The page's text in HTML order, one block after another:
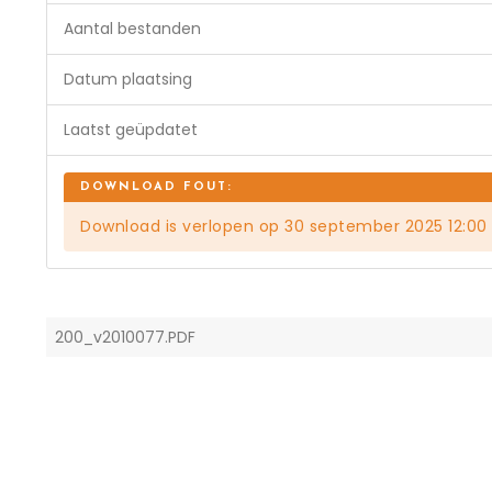
Aantal bestanden
Datum plaatsing
Laatst geüpdatet
Download is verlopen op 30 september 2025 12:00
200_v2010077.PDF